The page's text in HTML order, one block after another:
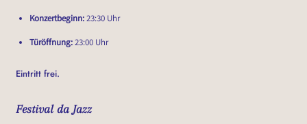
Konzertbeginn:23:30 Uhr
Türöffnung:23:00 Uhr
Eintritt frei.
Festival da Jazz